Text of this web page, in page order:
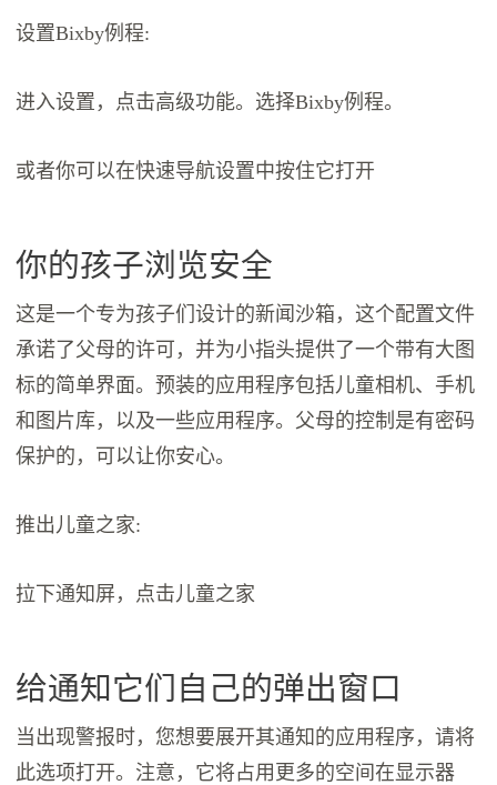
设置Bixby例程:
进入设置，点击高级功能。选择Bixby例程。
或者你可以在快速导航设置中按住它打开
你的孩子浏览安全
这是一个专为孩子们设计的新闻沙箱，这个配置文件
承诺了父母的许可，并为小指头提供了一个带有大图
标的简单界面。预装的应用程序包括儿童相机、手机
和图片库，以及一些应用程序。父母的控制是有密码
保护的，可以让你安心。
推出儿童之家:
拉下通知屏，点击儿童之家
给通知它们自己的弹出窗口
当出现警报时，您想要展开其通知的应用程序，请将
此选项打开。注意，它将占用更多的空间在显示器